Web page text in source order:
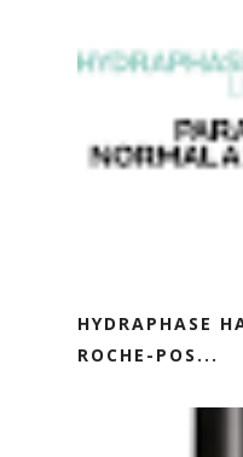
HYDRAPHASE
ROCHE-POS...